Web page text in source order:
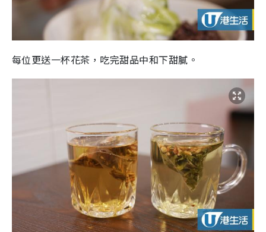
每位更送一杯花茶，吃完甜品中和下甜膩。